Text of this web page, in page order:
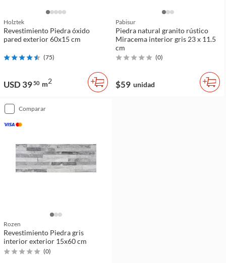
Holztek
Revestimiento Piedra óxido
pared exterior 60x15 cm
(75)
USD 3950 m2
Pabisur
Piedra natural granito rústico
Miracema interior gris 23 x 11.5
cm
(0)
$59 unidad
comparar
Rozen
Revestimiento Piedra gris
interior exterior 15x60 cm
(0)